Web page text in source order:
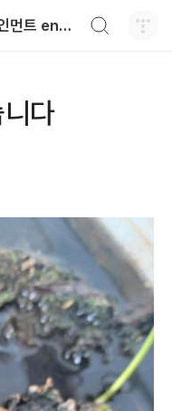
와일드진생WG엔터테인먼트 entertainment
다